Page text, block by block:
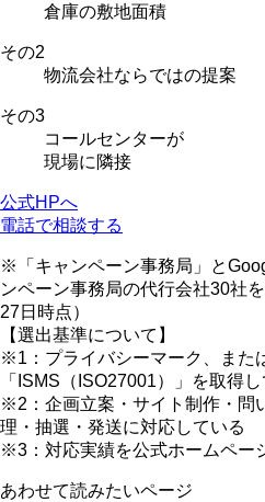
倉庫の敷地面積
その2
物流会社ならではの提案
その3
コールセンターが
現場に隣接
公式HPへ
電話で相談する
※「キャンペーン事務局」と
ンペーン事務局の代行会社30社
27日時点）
【選出基準について】
※1：プライバシーマーク、また
「ISMS（ISO27001）」を取得
※2：企画立案・サイト制作・問
理・抽選・発送に対応している
※3：対応実績を公式ホームペー
あわせて読みたいページ